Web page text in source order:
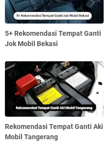
5+ Rekomendasi Tempat Ganti
Jok Mobil Bekasi
Rekomendasi Tempat Ganti Aki
Mobil Tangerang